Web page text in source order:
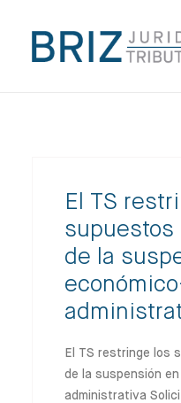
ESPECIALIDADES
El TS
supuestos
de la
El TS restringe los
de la suspensión
administrativa